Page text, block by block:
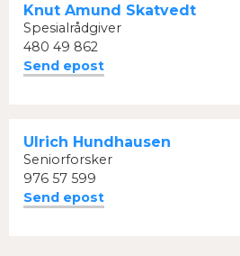
Knut Amund Skatvedt
Spesialrådgiver
480 49 862
Send epost
Ulrich Hundhausen
Seniorforsker
976 57 599
Send epost